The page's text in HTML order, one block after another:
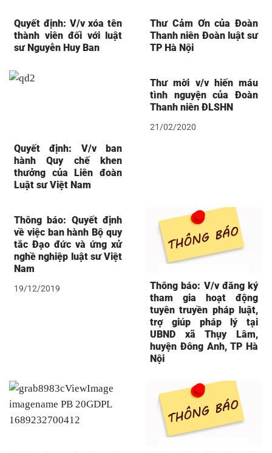
Quyết định: V/v xóa tên
thành viên đối với luật
sư Nguyễn Huy Ban
Thư Cảm Ơn của Đoàn
Thanh niên Đoàn luật sư
TP Hà Nội
Quyết định: V/v ban
hành Quy chế khen
thưởng của Liên đoàn
Luật sư Việt Nam
Thư mời v/v hiến máu
tình nguyện của Đoàn
Thanh niên ĐLSHN
21/02/2020
Thông báo: Quyết định
về việc ban hành Bộ quy
tắc Đạo đức và ứng xử
nghề nghiệp luật sư Việt
Nam
19/12/2019
Thông báo: V/v đăng ký
tham gia hoạt động
tuyên truyền pháp luật,
trợ giúp pháp lý tại
UBND xã Thụy Lâm,
huyện Đông Anh, TP Hà
Nội